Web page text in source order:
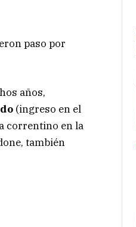
paso por
años,
(ingreso en el
correntino en la
también